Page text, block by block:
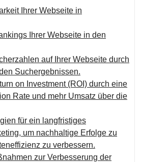
Ihrer Webseite in
Ihrer Webseite in den
auf Ihrer Webseite durch
Suchergebnissen.
on Investment (ROI) durch eine
Rate und mehr Umsatz über die
für ein langfristiges
um nachhaltige Erfolge zu
zu verbessern.
zur Verbesserung der